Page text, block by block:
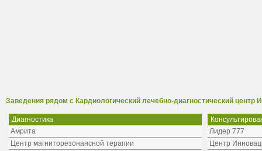
Заведения рядом с Кардиологический лечебно-диагностический центр
Диагностика
Амрита
Центр магниторезонансной терапии
Лидер 777
Центр